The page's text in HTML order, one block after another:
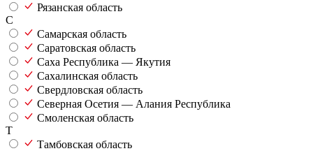
Рязанская область
С
Самарская область
Саратовская область
Саха Республика — Якутия
Сахалинская область
Свердловская область
Северная Осетия — Алания Республика
Смоленская область
Т
Тамбовская область